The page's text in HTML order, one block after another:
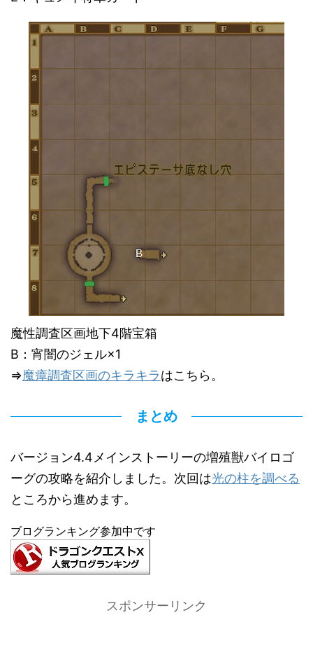
魔性調査区画地下4階宝箱
B：宵闇のジェル×1
⇒魔瘴調査区画のキラキラはこちら。
まとめ
バージョン4.4メインストーリーの増殖獣バイロゴ
ーグの攻略を紹介しました。次回は光の柱を調べる
ところから進めます。
ブログランキング参加中です
スポンサーリンク